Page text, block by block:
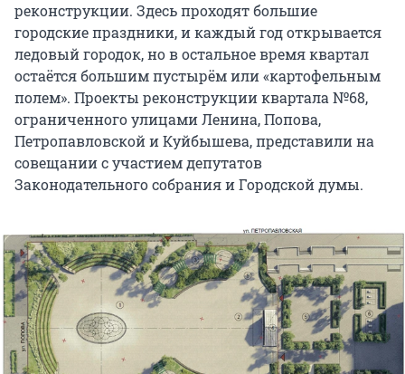
реконструкции. Здесь проходят большие
городские праздники, и каждый год открывается
ледовый городок, но в остальное время квартал
остаётся большим пустырём или «картофельным
полем». Проекты реконструкции квартала №68,
ограниченного улицами Ленина, Попова,
Петропавловской и Куйбышева, представили на
совещании с участием депутатов
Законодательного собрания и Городской думы.